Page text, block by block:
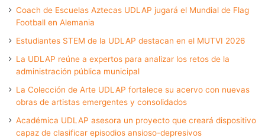
Coach de Escuelas Aztecas UDLAP jugará el Mundial de Flag
Football en Alemania
Estudiantes STEM de la UDLAP destacan en el MUTVI 2026
La UDLAP reúne a expertos para analizar los retos de la
administración pública municipal
La Colección de Arte UDLAP fortalece su acervo con nuevas
obras de artistas emergentes y consolidados
Académica UDLAP asesora un proyecto que creará dispositivo
capaz de clasificar episodios ansioso-depresivos